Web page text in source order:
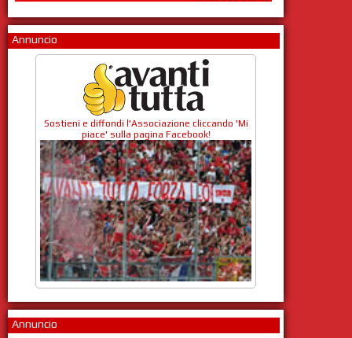
Annuncio
Sostieni e diffondi l'Associazione cliccando 'Mi
piace' sulla pagina Facebook!
Annuncio